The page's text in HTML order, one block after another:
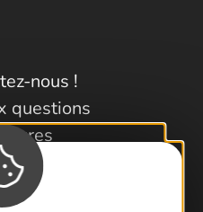
nous !
questions
et Topoguides
Gard